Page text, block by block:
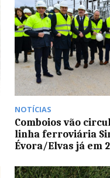
NOTÍCIAS
Comboios vão
linha ferroviária
Évora/Elvas já em